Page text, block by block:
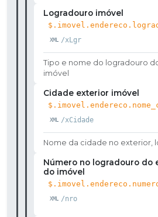
Logradouro imóvel
/xLgr
Tipo e nome do logradouro
imóvel
Cidade exterior imóvel
/xCidade
Nome da cidade no exterior,
Número no logradouro do
do imóvel
/nro